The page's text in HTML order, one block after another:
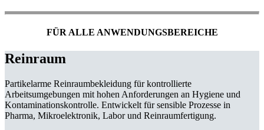
FÜR ALLE ANWENDUNGSBEREICHE
Reinraum
Partikelarme Reinraumbekleidung für kontrollierte
Arbeitsumgebungen mit hohen Anforderungen an Hygiene und
Kontaminationskontrolle. Entwickelt für sensible Prozesse in
Pharma, Mikroelektronik, Labor und Reinraumfertigung.